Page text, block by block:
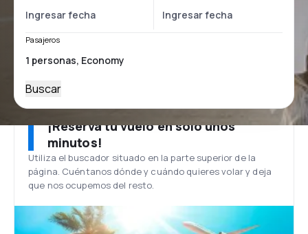
Pasajeros
Buscar
¡Reserva tu vuelo en solo unos
minutos!
Utiliza el buscador situado en la parte superior de la
página. Cuéntanos dónde y cuándo quieres volar y deja
que nos ocupemos del resto.